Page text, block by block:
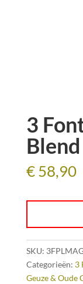
3
€58,90
SKU:
Categorieën: 3
Geuze & Oude